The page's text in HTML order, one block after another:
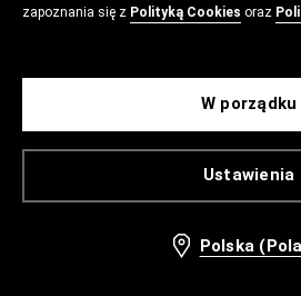
zapoznania się z Polityką Cookies oraz
Ustawienia
W porządku
Polska